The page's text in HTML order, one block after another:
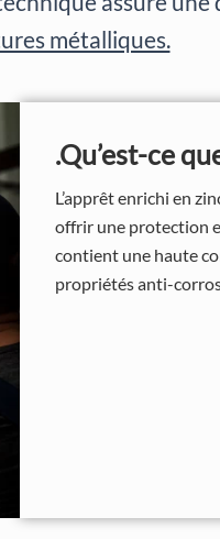
métalliques.
.Qu’est-ce
L’apprêt enrichi en
offrir une protection
contient une haute
propriétés anti-